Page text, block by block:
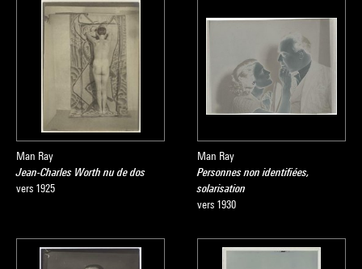
Man Ray
Jean-Charles Worth nu de dos
vers 1925
Man Ray
Personnes non identifiées,
solarisation
vers 1930